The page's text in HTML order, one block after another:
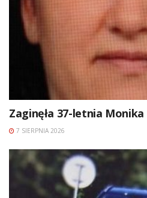
Zaginęła 37-letnia
7 SIERPNIA 2026